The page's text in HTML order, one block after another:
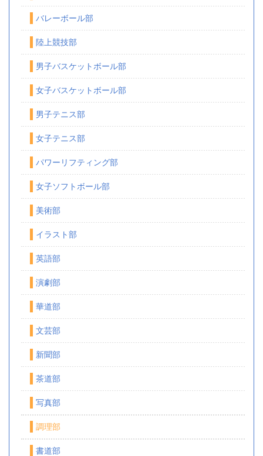
バレーボール部
陸上競技部
男子バスケットボール部
女子バスケットボール部
男子テニス部
女子テニス部
パワーリフティング部
女子ソフトボール部
美術部
イラスト部
英語部
演劇部
華道部
文芸部
新聞部
茶道部
写真部
調理部
書道部